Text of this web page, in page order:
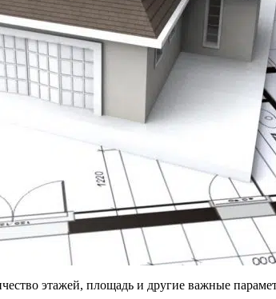
этажей, площадь и другие важные